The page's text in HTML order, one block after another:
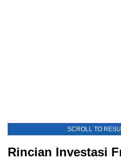
SCROLL TO
Rincian Investasi